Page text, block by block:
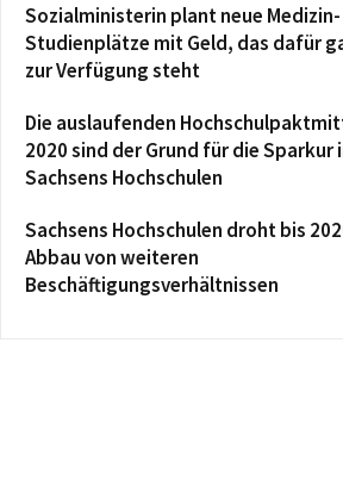
Sozialministerin plant neue Medizin-
Studienplätze mit Geld, das dafür
zur Verfügung steht
Die auslaufenden
2020 sind der Grund für die Sparkur
Sachsens Hochschulen
Sachsens Hochschulen droht bis
Abbau von weiteren
Beschäftigungsverhältnissen